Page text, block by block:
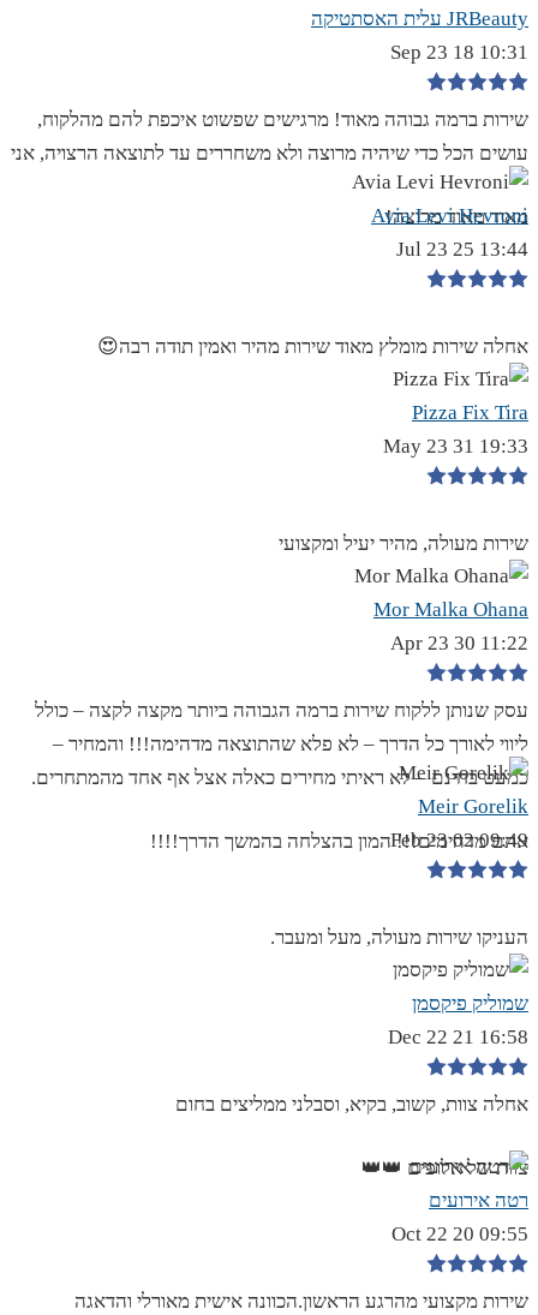
JRBeauty עלית האסתטיקה
10:31 18 Sep 23
שירות ברמה גבוהה מאוד! מרגישים שפשוט איכפת להם מהלקוח,
עושים הכל כדי שיהיה מרוצה ולא משחררים עד לתוצאה הרצויה, אני
מאוד מאוד מרוצה!
Avia Levi Hevroni
13:44 25 Jul 23
אחלה שירות מומלץ מאוד שירות מהיר ואמין תודה רבה😍
Pizza Fix Tira
19:33 31 May 23
שירות מעולה, מהיר יעיל ומקצועי
Mor Malka Ohana
11:22 30 Apr 23
עסק שנותן ללקוח שירות ברמה הגבוהה ביותר מקצה לקצה – כולל
ליווי לאורך כל הדרך – לא פלא שהתוצאה מדהימה!!! והמחיר –
כמעט בחינם – לא ראיתי מחירים כאלה אצל אף אחד מהמתחרים.
אתם מדהימים!!! המון בהצלחה בהמשך הדרך!!!!
Meir Gorelik
09:49 02 Feb 23
העניקו שירות מעולה, מעל ומעבר.
שמוליק פיקסמן
16:58 21 Dec 22
אחלה צוות, קשוב, בקיא, וסבלני ממליצים בחום
צוות של אלופים 👑👑
רטה אירועים
09:55 20 Oct 22
שירות מקצועי מהרגע הראשון.הכוונה אישית מאורלי והדאגה